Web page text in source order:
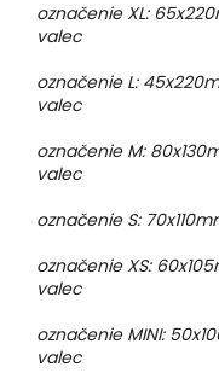
označenie XL:
valec
označenie L:
valec
označenie M:
valec
označenie S:
označenie XS:
valec
označenie MINI:
valec